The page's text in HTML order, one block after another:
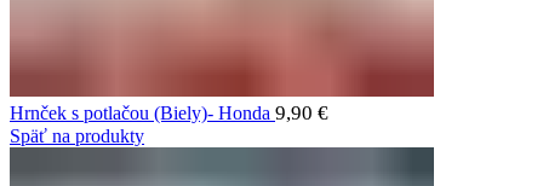
Hrnček s potlačou (Biely)- Honda 9,90 €
Späť na produkty